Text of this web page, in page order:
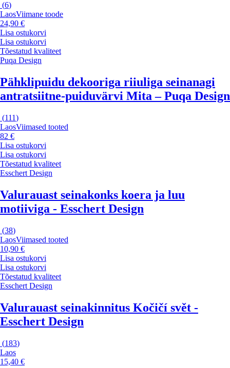
(6)
LaosViimane toode
24,90 €
Lisa ostukorvi
Lisa ostukorvi
Tõestatud kvaliteet
Puqa Design
Pähklipuidu dekooriga riiuliga seinanagi
antratsiitne-puiduvärvi Mita – Puqa Design
(111)
LaosViimased tooted
82 €
Lisa ostukorvi
Lisa ostukorvi
Tõestatud kvaliteet
Esschert Design
Valurauast seinakonks koera ja luu
motiiviga - Esschert Design
(38)
LaosViimased tooted
10,90 €
Lisa ostukorvi
Lisa ostukorvi
Tõestatud kvaliteet
Esschert Design
Valurauast seinakinnitus Kočičí svět -
Esschert Design
(183)
Laos
15,40 €